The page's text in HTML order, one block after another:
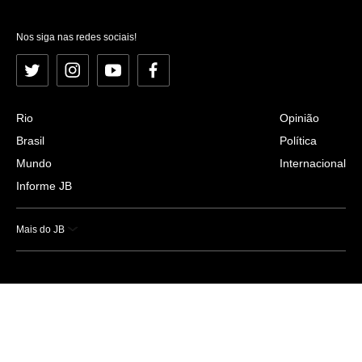
Nos siga nas redes sociais!
Twitter InstagramYouTubeFacebook
Rio
Brasil
Mundo
Informe JB
Opinião
Política
Internacional
Mais do JB
Esportes